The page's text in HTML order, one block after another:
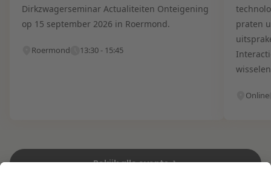
Dirkzwagerseminar Actualiteiten Onteigening
op 15 september 2026 in Roermond.
Roermond 13:30 - 15:45
praten
Online
Bekijk alle events